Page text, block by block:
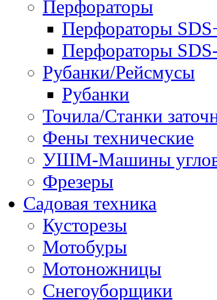
Перфораторы
Перфораторы
Перфораторы
Рубанки/Рейсмусы
Рубанки
Точила/Станки
Фены технические
УШМ-Машины
Фрезеры
Садовая техника
Кусторезы
Мотобуры
Мотоножницы
Снегоуборщики